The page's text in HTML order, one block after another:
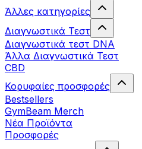
Άλλες κατηγορίες
Διαγνωστικά Τεστ
Διαγνωστικά τεστ DNA
Άλλα Διαγνωστικά Τεστ
CBD
Κορυφαίες προσφορές
Bestsellers
GymBeam Merch
Νέα Προϊόντα
Προσφορές